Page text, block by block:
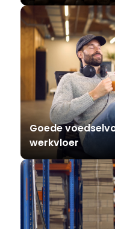
Goede
werkvloer